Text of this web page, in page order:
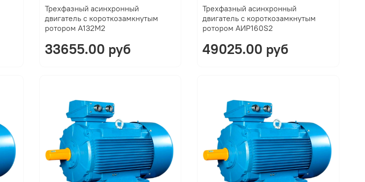
Трехфазный асинхронный
двигатель с короткозамкнутым
ротором A132M2
33655.00 руб
Трехфазный асинхронный
двигатель с короткозамкнутым
ротором АИР160S2
49025.00 руб